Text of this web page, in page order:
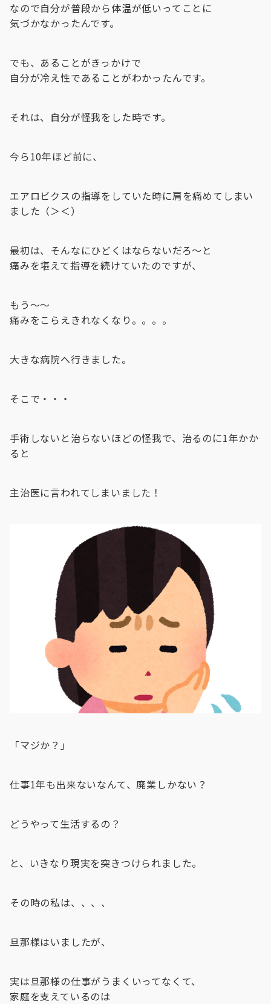
なので自分が普段から体温が低いってことに
気づかなかったんです。
でも、あることがきっかけで
自分が冷え性であることがわかったんです。
それは、自分が怪我をした時です。
今ら10年ほど前に、
エアロビクスの指導をしていた時に肩を痛めてしまい
ました（＞＜）
最初は、そんなにひどくはならないだろ〜と
痛みを堪えて指導を続けていたのですが、
もう〜〜
痛みをこらえきれなくなり。。。。
大きな病院へ行きました。
そこで・・・
手術しないと治らないほどの怪我で、治るのに1年かか
ると
主治医に言われてしまいました！
「マジか？」
仕事1年も出来ないなんて、廃業しかない？
どうやって生活するの？
と、いきなり現実を突きつけられました。
その時の私は、、、、
旦那様はいましたが、
実は旦那様の仕事がうまくいってなくて、
家庭を支えているのは